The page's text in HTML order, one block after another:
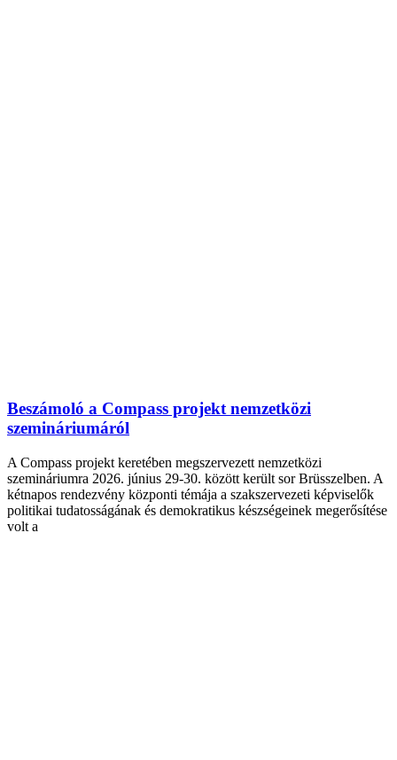
Beszámoló a Compass projekt nemzetközi
szemináriumáról
A Compass projekt keretében megszervezett nemzetközi
szemináriumra 2026. június 29-30. között került sor Brüsszelben. A
kétnapos rendezvény központi témája a szakszervezeti képviselők
politikai tudatosságának és demokratikus készségeinek megerősítése
volt a